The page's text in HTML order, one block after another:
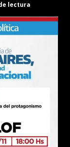
lectura